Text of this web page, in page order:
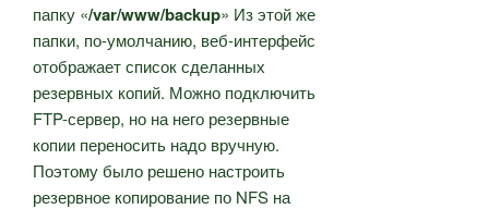
папку «/var/www/backup» Из этой же
папки, по-умолчанию, веб-интерфейс
отображает список сделанных
резервных копий. Можно подключить
FTP-сервер, но на него резервные
копии переносить надо вручную.
Поэтому было решено настроить
резервное копирование по NFS на